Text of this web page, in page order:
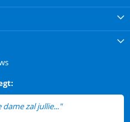
dame zal jullie..."